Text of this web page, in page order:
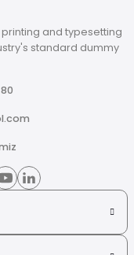
and typesetting
standard dummy